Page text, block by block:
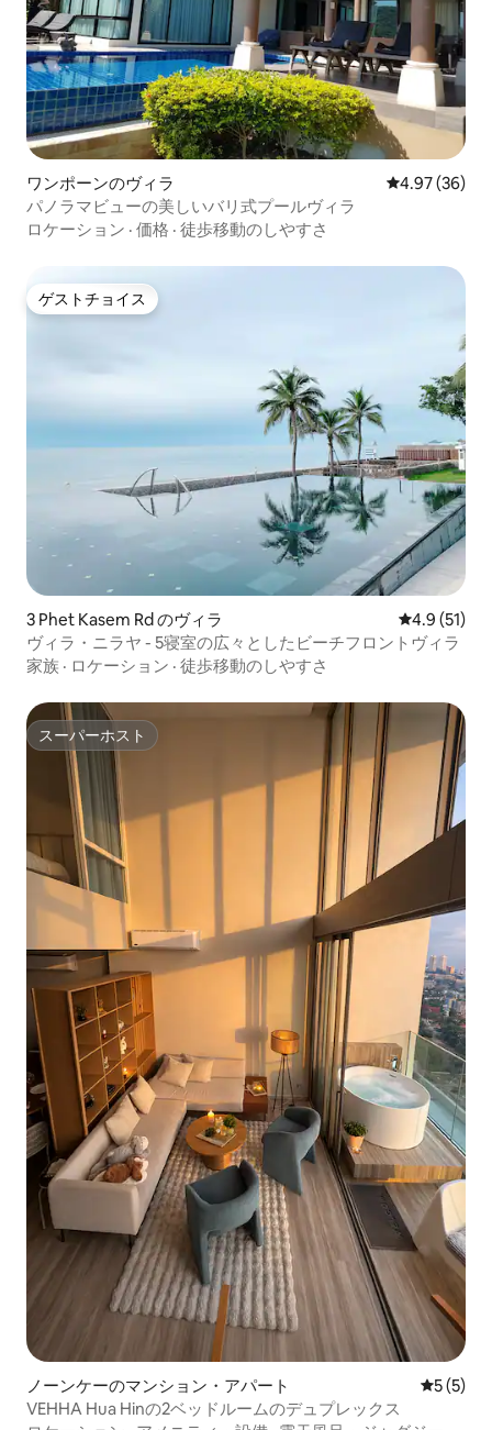
ワンポーンのヴィラ レビュー36
4.97 (36)
パノラマビューの美しいバリ式プールヴィラ
ロケーション · 価格 · 徒歩移動のしやすさ
ゲストチョイス
ゲストチョイス
3 Phet Kasem Rd のヴィラ レビュー51
4.9 (51)
ヴィラ・ニラヤ - 5寝室の広々としたビーチフロントヴィラ
家族 · ロケーション · 徒歩移動のしやすさ
スーパーホスト
スーパーホスト
ノーンケーのマンション・アパート レビュー
5 (5)
VEHHA Hua Hinの2ベッドルームのデュプレックス